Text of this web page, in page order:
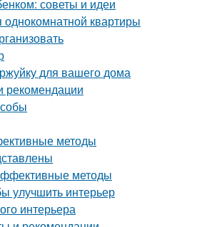
советы и идеи
квартиры
для вашего дома
рекомендации
методы
методы
улучшить интерьер
интерьера